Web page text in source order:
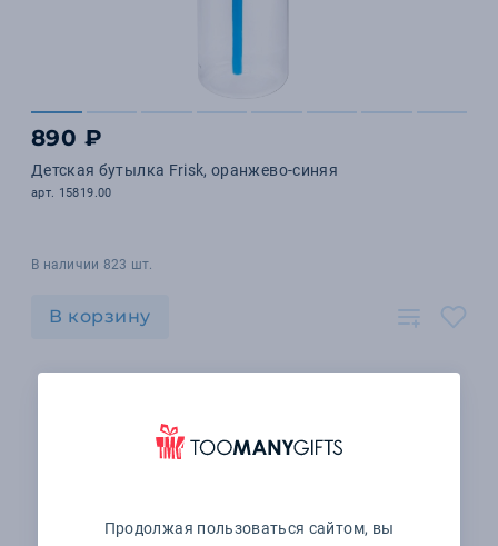
890 ₽
Детская бутылка Frisk, оранжево-синяя
арт. 15819.00
В наличии 823 шт.
В корзину
Продолжая пользоваться сайтом, вы